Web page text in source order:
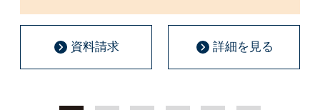
資料請求 詳細を見る